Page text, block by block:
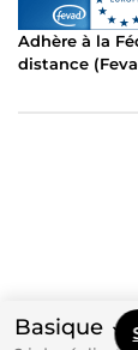
Basique
Adhère à la
distance